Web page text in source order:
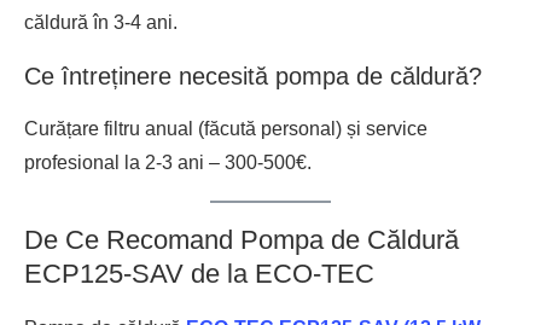
căldură în 3-4 ani.
Ce întreținere necesită pompa de căldură?
Curățare filtru anual (făcută personal) și service
profesional la 2-3 ani – 300-500€.
De Ce Recomand Pompa de Căldură
ECP125-SAV de la ECO-TEC